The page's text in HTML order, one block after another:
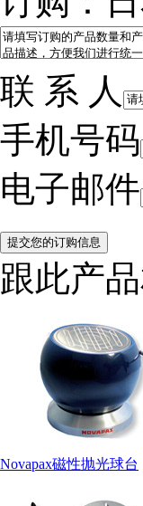
联 系 人
手机号码
电子邮件
跟此产
Novapax磁性抛光球台